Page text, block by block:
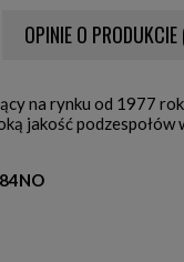
OPINIE O
na rynku od 1977
jakość